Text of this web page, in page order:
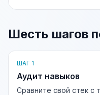
Шесть шагов
ШАГ 1
Аудит навыков
Сравните свой стек с